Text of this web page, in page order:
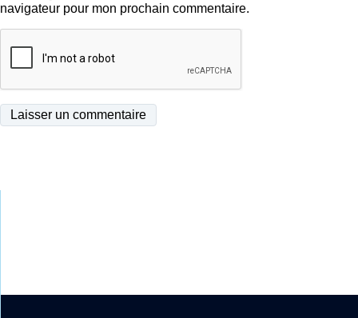
navigateur pour mon prochain commentaire.